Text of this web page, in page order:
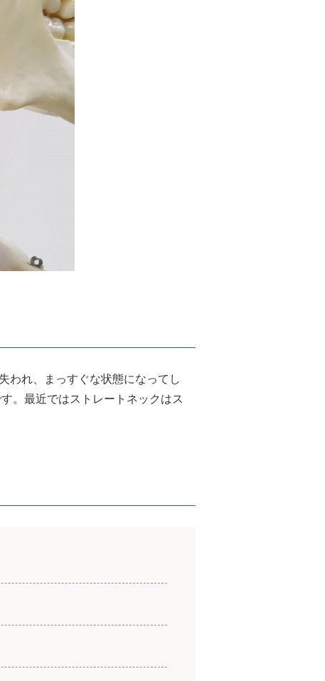
われ、まっすぐな状態になってし
。最近ではストレートネックはス